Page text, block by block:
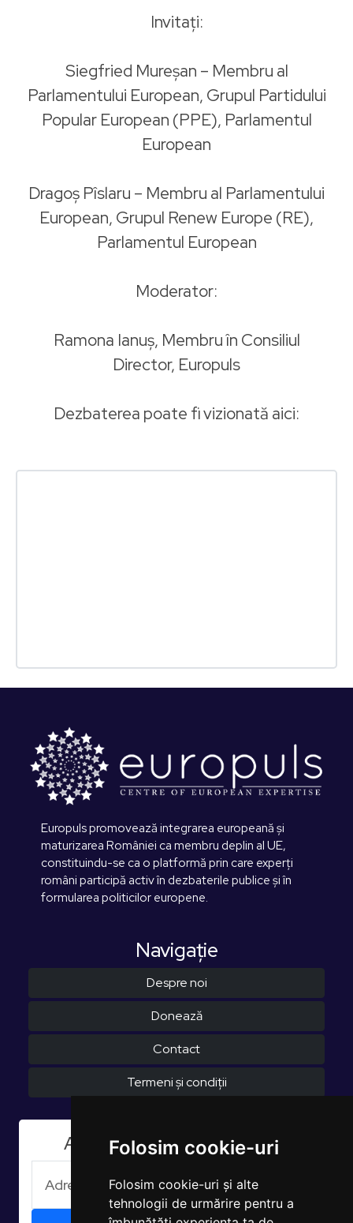
Folosim cookie-uri
Folosim cookie-uri și alte
tehnologii de urmărire pentru a
Invitați:
Siegfried Mureșan – Membru al
Parlamentului European, Grupul Partidului
Popular European (PPE), Parlamentul
European
Dragoș Pîslaru – Membru al Parlamentului
European, Grupul Renew Europe (RE),
Parlamentul European
Moderator:
Ramona Ianuș, Membru în Consiliul
Director, Europuls
Dezbaterea poate fi vizionată aici:
Europuls promovează integrarea europeană și
maturizarea României ca membru deplin al UE,
constituindu-se ca o platformă prin care experți
români participă activ în dezbaterile publice și în
formularea politicilor europene.
Navigaţie
Despre noi
Donează
Contact
Termeni și condiții
Aboneaza-te la Newsletter